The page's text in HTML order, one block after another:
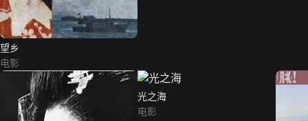
望乡
电影
光之海
电影